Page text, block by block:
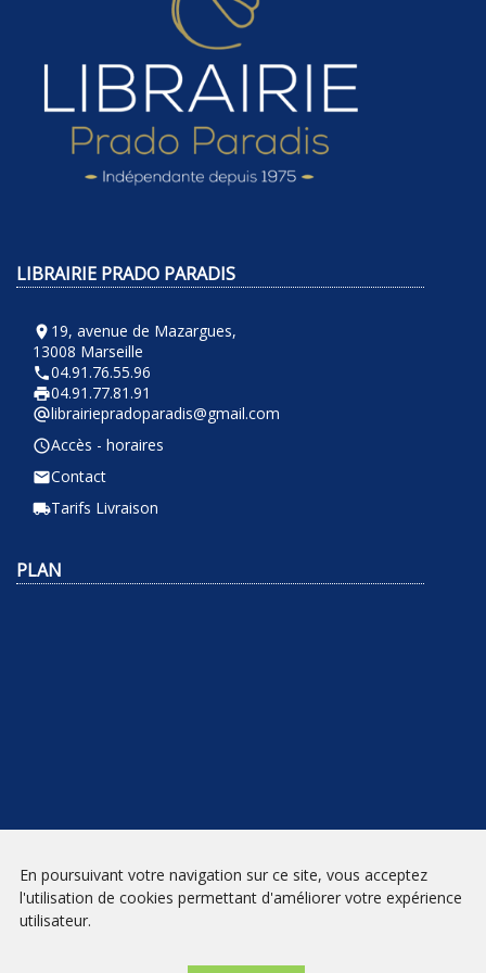
LIBRAIRIE PRADO PARADIS
room 19, avenue de Mazargues,
13008 Marseille
phone04.91.76.55.96
local_printshop04.91.77.81.91
alternate_emaillibrairiepradoparadis@gmail.com
query_builderAccès - horaires
emailContact
local_shippingTarifs Livraison
PLAN
NEWSLETTER
En poursuivant votre navigation sur ce site, vous acceptez
l'utilisation de cookies permettant d'améliorer votre expérience
utilisateur.